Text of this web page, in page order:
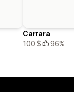
Carrara
100 $
96%